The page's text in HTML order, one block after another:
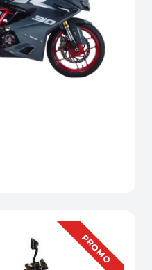
OFFERTA
PROMO